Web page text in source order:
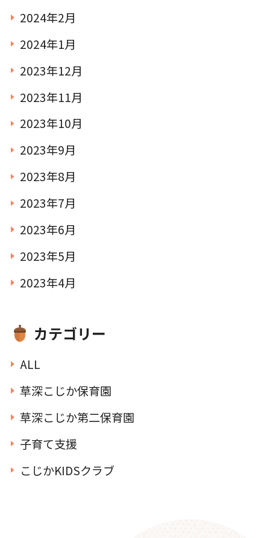
2024年2月
2024年1月
2023年12月
2023年11月
2023年10月
2023年9月
2023年8月
2023年7月
2023年6月
2023年5月
2023年4月
カテゴリー
ALL
草深こじか保育園
草深こじか第二保育園
子育て支援
こじかKIDSクラブ